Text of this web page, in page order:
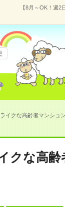
【8月～OK！週
イクな高齢者マンショ
クな高齢